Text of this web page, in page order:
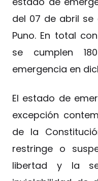
del 07 de abril
Puno. En total
se cumplen
emergencia en
El estado de
excepción
de la
restringe o
libertad y la